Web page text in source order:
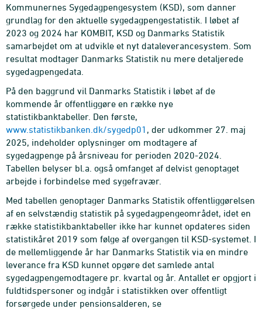
Kommunernes Sygedagpengesystem (KSD), som danner
grundlag for den aktuelle sygedagpengestatistik. I løbet af
2023 og 2024 har KOMBIT, KSD og Danmarks Statistik
samarbejdet om at udvikle et nyt dataleverancesystem. Som
resultat modtager Danmarks Statistik nu mere detaljerede
sygedagpengedata.
På den baggrund vil Danmarks Statistik i løbet af de
kommende år offentliggøre en række nye
statistikbanktabeller. Den første,
www.statistikbanken.dk/sygedp01 , der udkommer 27. maj
2025, indeholder oplysninger om modtagere af
sygedagpenge på årsniveau for perioden 2020-2024.
Tabellen belyser bl.a. også omfanget af delvist genoptaget
arbejde i forbindelse med sygefravær.
Med tabellen genoptager Danmarks Statistik offentliggørelsen
af en selvstændig statistik på sygedagpengeområdet, idet en
række statistikbanktabeller ikke har kunnet opdateres siden
statistikåret 2019 som følge af overgangen til KSD-systemet. I
de mellemliggende år har Danmarks Statistik via en mindre
leverance fra KSD kunnet opgøre det samlede antal
sygedagpengemodtagere pr. kvartal og år. Antallet er opgjort i
fuldtidspersoner og indgår i statistikken over offentligt
forsørgede under pensionsalderen, se